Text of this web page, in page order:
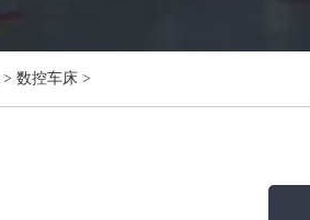
> 数控车床 >